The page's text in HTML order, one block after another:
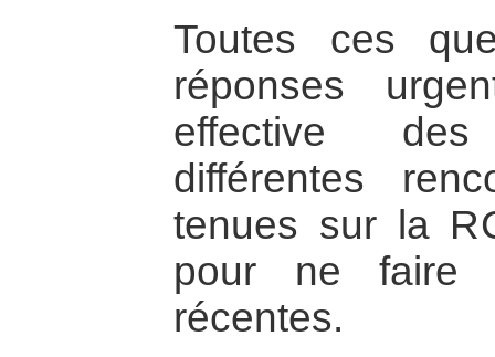
Toutes ces
réponses
effective
différentes
tenues sur la
pour ne faire
récentes.